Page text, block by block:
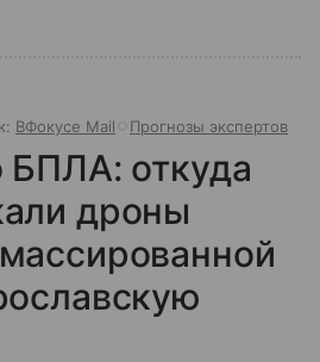
ВФокусе Mail Прогнозы экспертов
БПЛА: откуда
дроны